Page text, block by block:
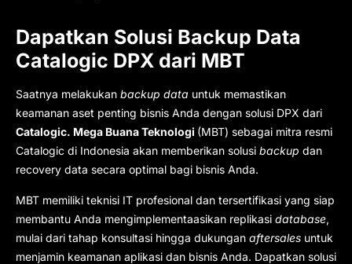
Dapatkan Solusi Backup Data
Catalogic DPX dari MBT
Saatnya melakukan backup data untuk memastikan
keamanan aset penting bisnis Anda dengan solusi DPX dari
Catalogic. Mega Buana Teknologi (MBT) sebagai mitra resmi
Catalogic di Indonesia akan memberikan solusi backup dan
recovery data secara optimal bagi bisnis Anda.
MBT memiliki teknisi IT profesional dan tersertifikasi yang siap
membantu Anda mengimplementaasikan replikasi database,
mulai dari tahap konsultasi hingga dukungan aftersales untuk
menjamin keamanan aplikasi dan bisnis Anda. Dapatkan solusi